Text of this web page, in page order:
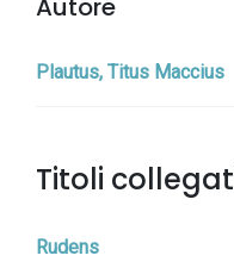
Autore
Plautus, Titus Maccius
Titoli
Rudens